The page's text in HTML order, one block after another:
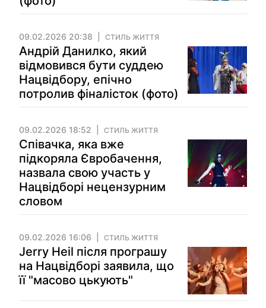
09.02.2026 20:38 СТИЛЬ ЖИТТЯ
Андрій Данилко, який
відмовився бути суддею
Нацвідбору, епічно
потролив фіналісток (фото)
09.02.2026 18:52 СТИЛЬ ЖИТТЯ
Співачка, яка вже
підкоряла Євробачення,
назвала свою участь у
Нацвідборі нецензурним
словом
09.02.2026 16:06 СТИЛЬ ЖИТТЯ
Jerry Heil після програшу
на Нацвідборі заявила, що
її "масово цькують"